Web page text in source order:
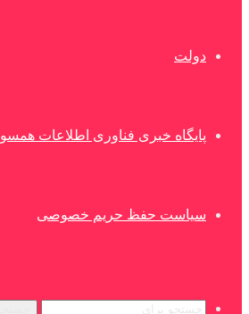
دولت
پایگاه خبری فناوری اطلاعات همسو
سیاست حفظ حریم خصوصی